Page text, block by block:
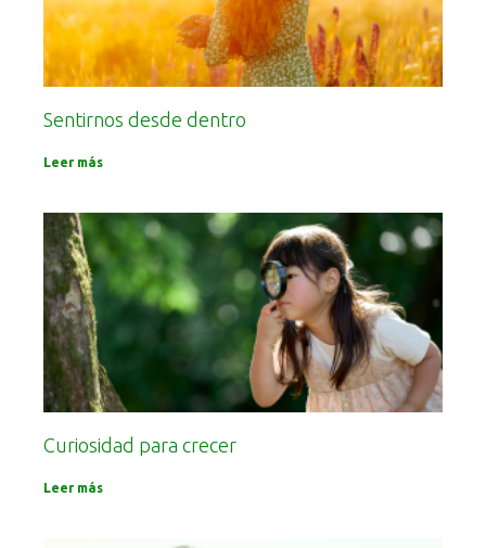
Sentirnos desde dentro
Leer más
Curiosidad para crecer
Leer más